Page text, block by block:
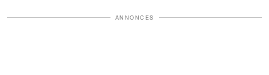
ANNONCES